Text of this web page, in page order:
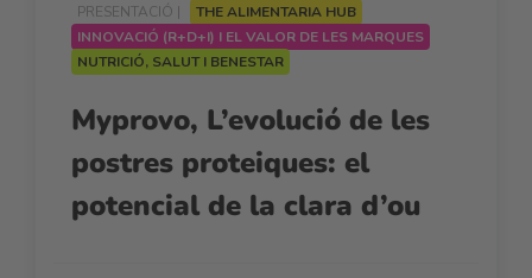
PRESENTACIÓ |
THE ALIMENTARIA HUB
INNOVACIÓ (R+D+I) I EL VALOR DE LES MARQUES
NUTRICIÓ, SALUT I BENESTAR
Myprovo, L’evolució de les
postres proteiques: el
potencial de la clara d’ou